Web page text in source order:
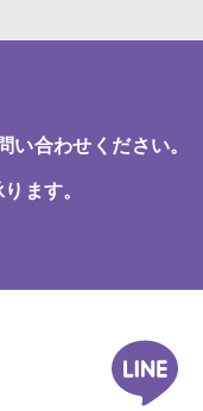
い合わせください。
ます。